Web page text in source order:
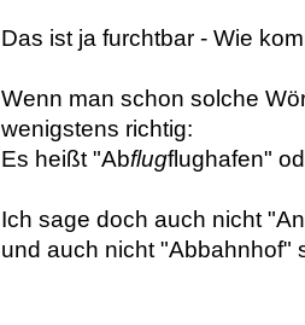
Das ist ja furchtbar - Wie
Wenn man schon solche
wenigstens richtig:
Es heißt "Abflugflughafen"
Ich sage doch auch nicht
und auch nicht "Abbahnhof"